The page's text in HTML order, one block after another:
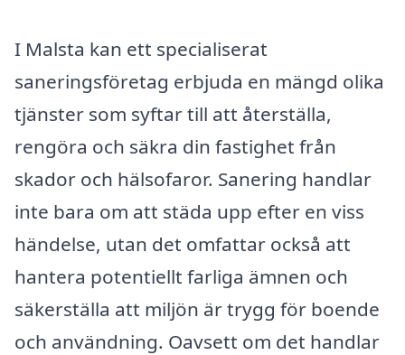
I Malsta kan ett specialiserat
saneringsföretag erbjuda en mängd olika
tjänster som syftar till att återställa,
rengöra och säkra din fastighet från
skador och hälsofaror. Sanering handlar
inte bara om att städa upp efter en viss
händelse, utan det omfattar också att
hantera potentiellt farliga ämnen och
säkerställa att miljön är trygg för boende
och användning. Oavsett om det handlar